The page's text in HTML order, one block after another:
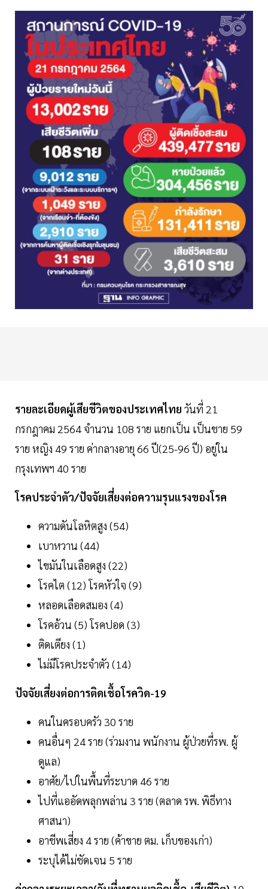
รายละเอียดผู้เสียชีวิตของประเทศไทย วันที่ 21
กรกฎาคม 2564 จำนวน 108 ราย แยกเป็น เป็นชาย 59
ราย หญิง 49 ราย ค่ากลางอายุ 66 ปี(25-96 ปี) อยู่ใน
กรุงเทพฯ 40 ราย
โรคประจำตัว/ปัจจัยเสี่ยงต่อความรุนแรงของโรค
ความดันโลหิตสูง (54)
เบาหวาน (44)
ไขมันในเลือดสูง (22)
โรคไต (12) โรคหัวใจ (9)
หลอดเลือดสมอง (4)
โรคอ้วน (5) โรคปอด (3)
ติดเตียง (1)
ไม่มีโรคประจำตัว (14)
ปัจจัยเสี่ยงต่อการติดเชื้อโรควิด-19
คนในครอบครัว 30 ราย
คนอื่นๆ 24 ราย (ร่วมงาน พนักงาน ผู้ป่วยที่รพ. ผู้
ดูแล)
อาศัย/ไปในพื้นที่ระบาด 46 ราย
ไปที่แออัดพลุกพล่าน 3 ราย (ตลาด รพ. พิธีทาง
ศาสนา)
อาชีพเสี่ยง 4 ราย (ค้าขาย ตม. เก็บของเก่า)
ระบุได้ไม่ชัดเจน 5 ราย